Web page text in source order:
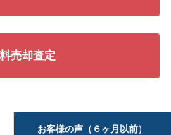
売却査定
お客様の声（６ヶ月以前）